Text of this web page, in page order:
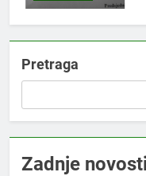
Pretraga
Zadnje novosti